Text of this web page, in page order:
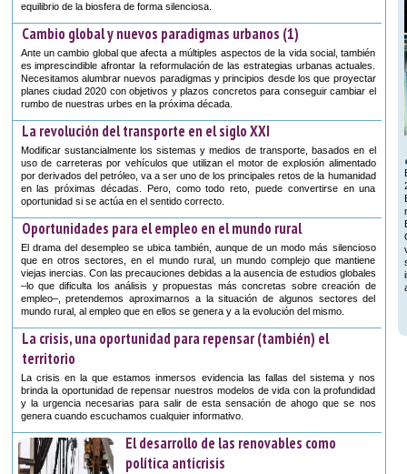
equilibrio de la biosfera de forma silenciosa.
Cambio global y nuevos paradigmas urbanos (1)
Ante un cambio global que afecta a múltiples aspectos de la vida social, también
es imprescindible afrontar la reformulación de las estrategias urbanas actuales.
Necesitamos alumbrar nuevos paradigmas y principios desde los que proyectar
planes ciudad 2020 con objetivos y plazos concretos para conseguir cambiar el
rumbo de nuestras urbes en la próxima década.
La revolución del transporte en el siglo XXI
Modificar sustancialmente los sistemas y medios de transporte, basados en el
uso de carreteras por vehículos que utilizan el motor de explosión alimentado
por derivados del petróleo, va a ser uno de los principales retos de la humanidad
en las próximas décadas. Pero, como todo reto, puede convertirse en una
oportunidad si se actúa en el sentido correcto.
Oportunidades para el empleo en el mundo rural
El drama del desempleo se ubica también, aunque de un modo más silencioso
que en otros sectores, en el mundo rural, un mundo complejo que mantiene
viejas inercias. Con las precauciones debidas a la ausencia de estudios globales
–lo que dificulta los análisis y propuestas más concretas sobre creación de
empleo–, pretendemos aproximarnos a la situación de algunos sectores del
mundo rural, al empleo que en ellos se genera y a la evolución del mismo.
La crisis, una oportunidad para repensar (también) el
territorio
La crisis en la que estamos inmersos evidencia las fallas del sistema y nos
brinda la oportunidad de repensar nuestros modelos de vida con la profundidad
y la urgencia necesarias para salir de esta sensación de ahogo que se nos
genera cuando escuchamos cualquier informativo.
El desarrollo de las renovables como
política anticrisis